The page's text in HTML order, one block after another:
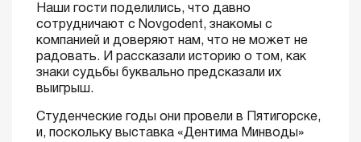
Наши гости поделились, что давно
сотрудничают с Novgodent, знакомы с
компанией и доверяют нам, что не может не
радовать. И рассказали историю о том, как
знаки судьбы буквально предсказали их
выигрыш.
Студенческие годы они провели в Пятигорске,
и, поскольку выставка «Дентима Минводы»